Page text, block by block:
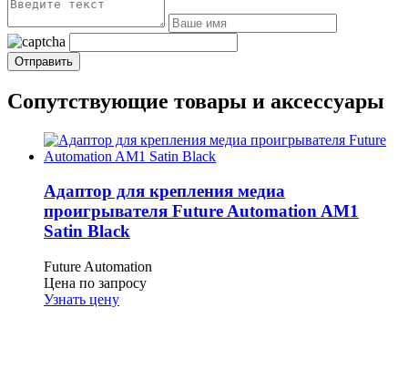
Сопутствующие товары и аксессуары
Адаптор для крепления медиа
проигрывателя Future Automation AM1
Satin Black
Future Automation
Цена по запросу
Узнать цену